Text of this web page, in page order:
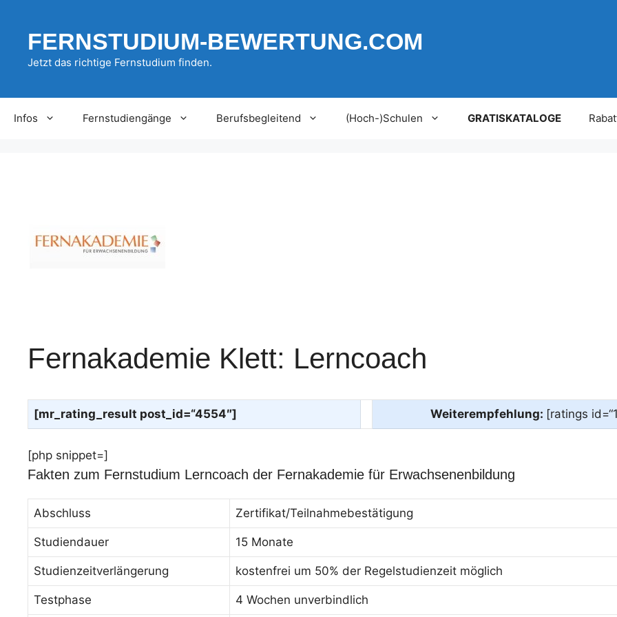
springenFERNSTUDIUM-BEWERTUNG.COM
Jetzt das richtige Fernstudium finden.
Infos Fernstudiengänge Berufsbegleitend (Hoch-)Schulen GRATISKATALOGE
Fernakademie Klett: Lerncoach
[mr_rating_result post_id=“4554″] Weiterempfehlung: [ratings
[php snippet=]
Fakten zum Fernstudium Lerncoach der Fernakademie für Erwachsenenbildung
Abschluss Zertifikat/Teilnahmebestätigung
Studiendauer 15 Monate
Studienzeitverlängerung kostenfrei um 50% der Regelstudienzeit möglich
Testphase 4 Wochen unverbindlich